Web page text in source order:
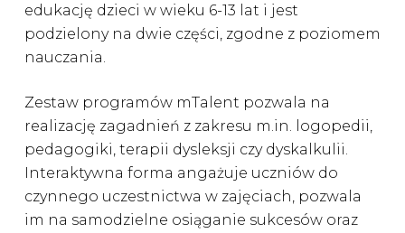
edukację dzieci w wieku 6-13 lat i jest
podzielony na dwie części, zgodne z poziomem
nauczania.
Zestaw programów mTalent pozwala na
realizację zagadnień z zakresu m.in. logopedii,
pedagogiki, terapii dysleksji czy dyskalkulii.
Interaktywna forma angażuje uczniów do
czynnego uczestnictwa w zajęciach, pozwala
im na samodzielne osiąganie sukcesów oraz